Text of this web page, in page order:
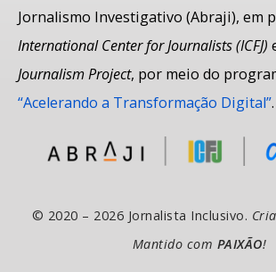
Jornalismo Investigativo (Abraji), em
International Center for Journalists (ICFJ)
Journalism Project, por meio do
“Acelerando a Transformação Digital”.
© 2020 – 2026 Jornalista Inclusivo.
Mantido com PAIXÃO!